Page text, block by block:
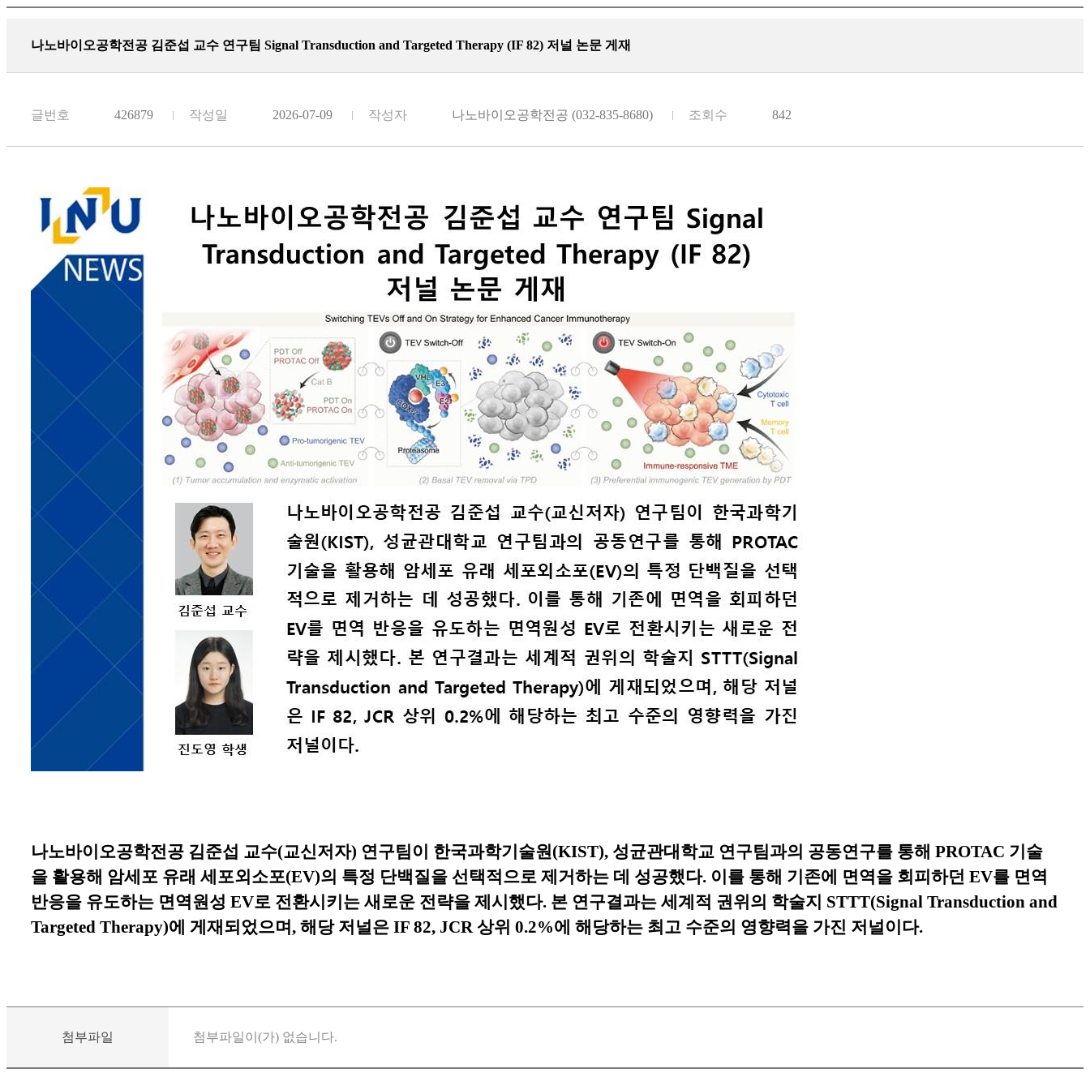
나노바이오공학전공 김준섭 교수 연구팀 Signal Transduction and Targeted Therapy (IF 82) 저널 논문 게재
글번호 426879 작성일 2026-07-09 작성자 나노바이오공학전공 (032-835-8680) 조회수 842
나노바이오공학전공 김준섭 교수(교신저자) 연구팀이 한국과학기술원 (KIST), 성균관대학교 연구팀과의 공동연구를 통해 PROTAC 기술
을 활용해 암세포 유래 세포외소포(EV)의 특정 단백질을 선택적으로 제거하는 데 성공했다. 이를 통해 기존에 면역을 회피하던 EV를 면역
반응을 유도하는 면역원성 EV로 전환시키는 새로운 전략을 제시했다. 본 연구결과는 세계적 권위의 학술지 STTT(Signal Transduction and
Targeted Therapy)에 게재되었으며, 해당 저널은 IF 82, JCR 상위 0.2%에 해당하는 최고 수준의 영향력을 가진 저널이다.
첨부파일 첨부파일이(가) 없습니다.